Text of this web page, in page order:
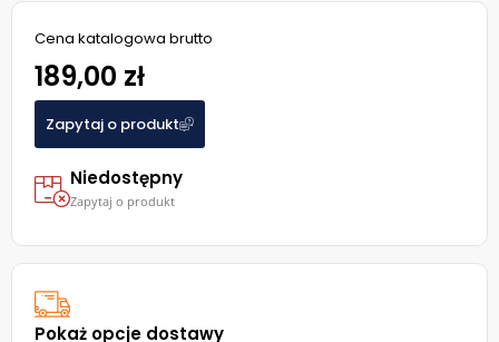
Cena katalogowa brutto
189,00 zł
Zapytaj o produkt
Niedostępny
Zapytaj o produkt
Pokaż opcje dostawy